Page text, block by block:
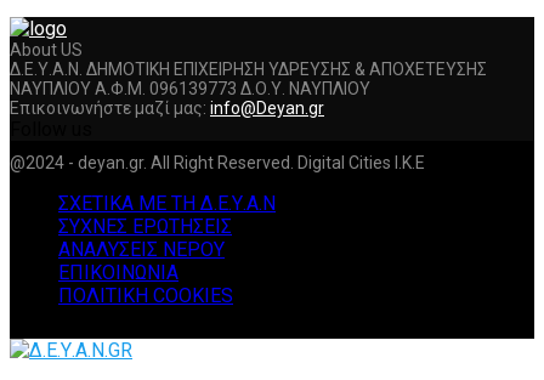
About US
Δ.Ε.Υ.Α.Ν. ΔΗΜΟΤΙΚΗ ΕΠΙΧΕΙΡΗΣΗ ΥΔΡΕΥΣΗΣ & ΑΠΟΧΕΤΕΥΣΗΣ
ΝΑΥΠΛΙΟΥ Α.Φ.Μ. 096139773 Δ.Ο.Υ. ΝΑΥΠΛΙΟΥ
Επικοινωνήστε μαζί μας: info@Deyan.gr
Facebook
Twitter
Instagram
Youtube
@2024 - deyan.gr. All Right Reserved. Digital Cities I.K.E
ΣΧΕΤΙΚΑ ΜΕ ΤΗ Δ.Ε.Υ.Α.Ν
ΣΥΧΝΕΣ ΕΡΩΤΗΣΕΙΣ
ΑΝΑΛΥΣΕΙΣ ΝΕΡΟΥ
ΕΠΙΚΟΙΝΩΝΙΑ
ΠΟΛΙΤΙΚΗ COOKIES